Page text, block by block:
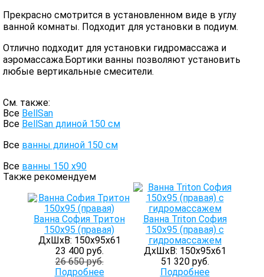
Прекрасно смотрится в установленном виде в углу
ванной комнаты. Подходит для установки в подиум.
Отлично подходит для установки гидромассажа и
аэромассажа.Бортики ванны позволяют установить
любые вертикальные смесители.
См. также:
Все BellSan
Все BellSan длиной 150 см
Все ванны длиной 150 см
Все ванны 150 х90
Также рекомендуем
Ванна София Тритон
150х95 (правая)
ДхШхВ: 150х95х61
23 400 руб.
26 650 руб.
Подробнее
Ванна Triton София
150x95 (правая) с
гидромассажем
ДхШхВ: 150х95х61
51 320 руб.
Подробнее